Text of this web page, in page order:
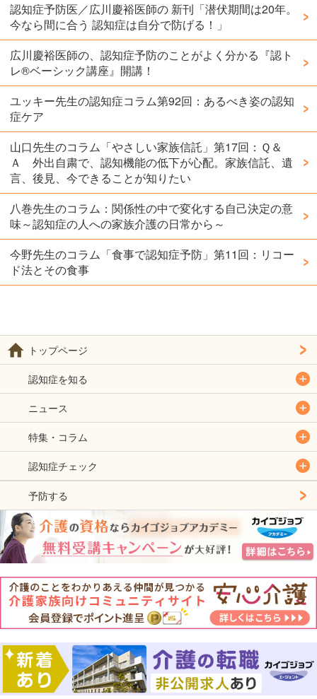
認知症予防医／広川慶裕医師の 新刊「潜伏期間は20年。
今なら間に合う 認知症は自分で防げる！」
広川慶裕医師の、認知症予防のことがよく分かる『認ト
レ®️ベーシック講座』開講！
ユッキー先生の認知症コラム第92回：あるべき姿の認知
症ケア
山口先生のコラム「やさしい家族信託」第17回：Ｑ＆
Ａ 外出自粛で、認知機能の低下が心配。家族信託、遺
言、後見、今できることが知りたい
八巻先生のコラム：関係性の中で変化する自己決定の意
味～認知症の人への家族介護の日常から～
今野先生のコラム「食事で認知症予防」第11回：リコー
ド法とその食事
トップページ
認知症を知る
ニュース
特集・コラム
認知症チェック
予防する